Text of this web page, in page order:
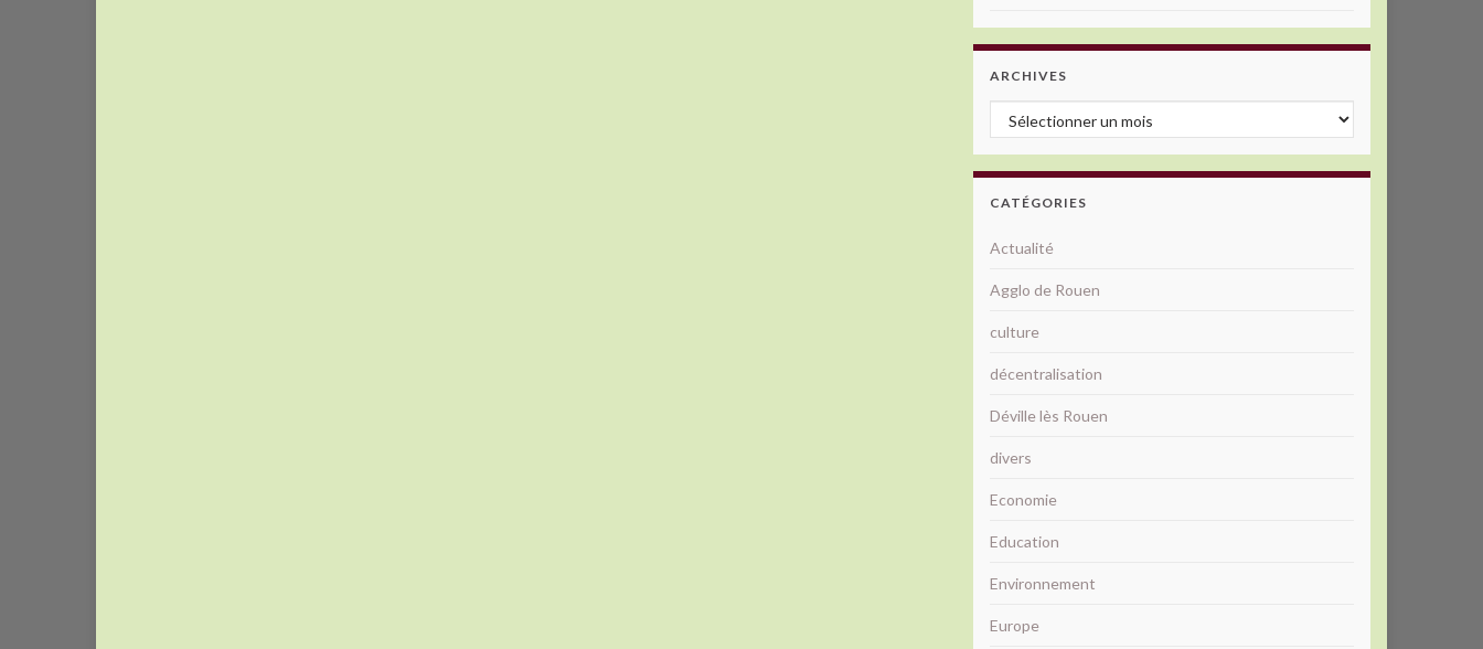
ARCHIVES
Archives
CATÉGORIES
Actualité
Agglo de Rouen
culture
décentralisation
Déville lès Rouen
divers
Economie
Education
Environnement
Europe